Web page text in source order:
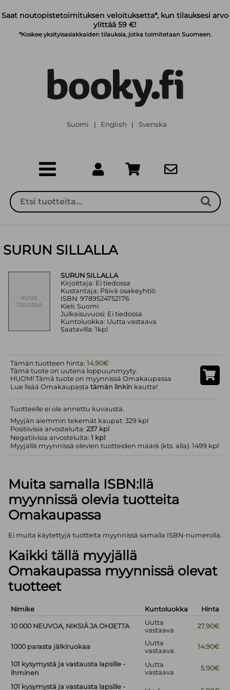
Saat noutopistetoimituksen veloituksetta*, kun tilauksesi arvo
ylittää 59 €!
*Koskee yksityisasiakkaiden tilauksia, jotka toimitetaan Suomeen.
Suomi | English | Svenska
SURUN SILLALLA
SURUN SILLALLA
Kirjoittaja: Ei tiedossa
Kustantaja: Päivä osakeyhtiö
ISBN: 9789524752176
Kieli: Suomi
Julkaisuvuosi: Ei tiedossa
Kuntoluokka: Uutta vastaava
Saatavilla: 1kpl
Tämän tuotteen hinta:14.90€
Tämä tuote on uutena loppuunmyyty.
HUOM! Tämä tuote on myynnissä Omakaupassa
Lue lisää Omakaupastatämän linkin kautta!
Tuotteelle ei ole annettu kuvausta.
Myyjän aiemmin tekemät kaupat: 329 kpl
Positiivisia arvosteluita:237 kpl
Negatiivisia arvosteluita:1 kpl
Myyjällä myynnissä olevien tuotteiden määrä (kts. alla): 1499 kpl
Muita samalla ISBN:llä
myynnissä olevia tuotteita
Omakaupassa
Ei muita käytettyjä tuotteita myynnissä samalla ISBN-numerolla.
Kaikki tällä myyjällä
Omakaupassa myynnissä olevat
tuotteet
Nimike Kuntoluokka Hinta
10 000 NEUVOA, NIKSIÄ JA OHJETTA
Uutta
vastaava
27.90€
1000 parasta jälkiruokaa
Uutta
vastaava
14.90€
101 kysymystä ja vastausta lapsille -
ihminen
Uutta
vastaava
5.90€
101 kysymystä ja vastausta lapsille -